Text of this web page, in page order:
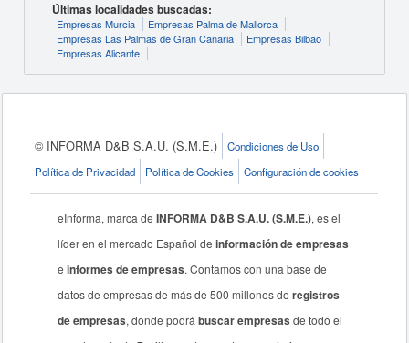
Últimas localidades buscadas:
Empresas Murcia
Empresas Palma de Mallorca
Empresas Las Palmas de Gran Canaria
Empresas Bilbao
Empresas Alicante
© INFORMA D&B S.A.U. (S.M.E.)
Condiciones de Uso
Política de Privacidad
Política de Cookies Configuración de cookies
eInforma, marca deINFORMA D&B S.A.U. (S.M.E.), es el
líder en el mercado Español deinformación de empresas
einformes de empresas. Contamos con una base de
datos de empresas de más de 500 millones deregistros
de empresas, donde podrábuscar empresas de todo el